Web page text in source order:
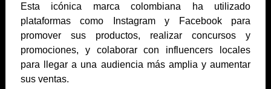
Esta icónica marca colombiana ha utilizado
plataformas como Instagram y Facebook para
promover sus productos, realizar concursos y
promociones, y colaborar con influencers locales
para llegar a una audiencia más amplia y aumentar
sus ventas.